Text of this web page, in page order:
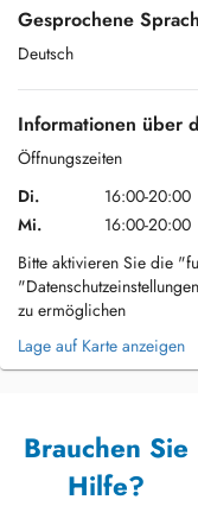
Gesprochene
Deutsch
Informationen über
Öffnungszeiten
Di.
16:00-20:00
Mi.
16:00-20:00
Bitte aktivieren Sie die
zu ermöglichen
Lage auf Karte anzeigen
Brauchen Sie
Hilfe?